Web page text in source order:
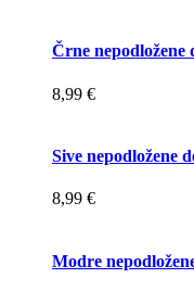
Črne nepodložene
8,99 €
Sive nepodložene
8,99 €
Modre